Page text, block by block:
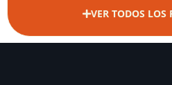
VER TODOS LOS